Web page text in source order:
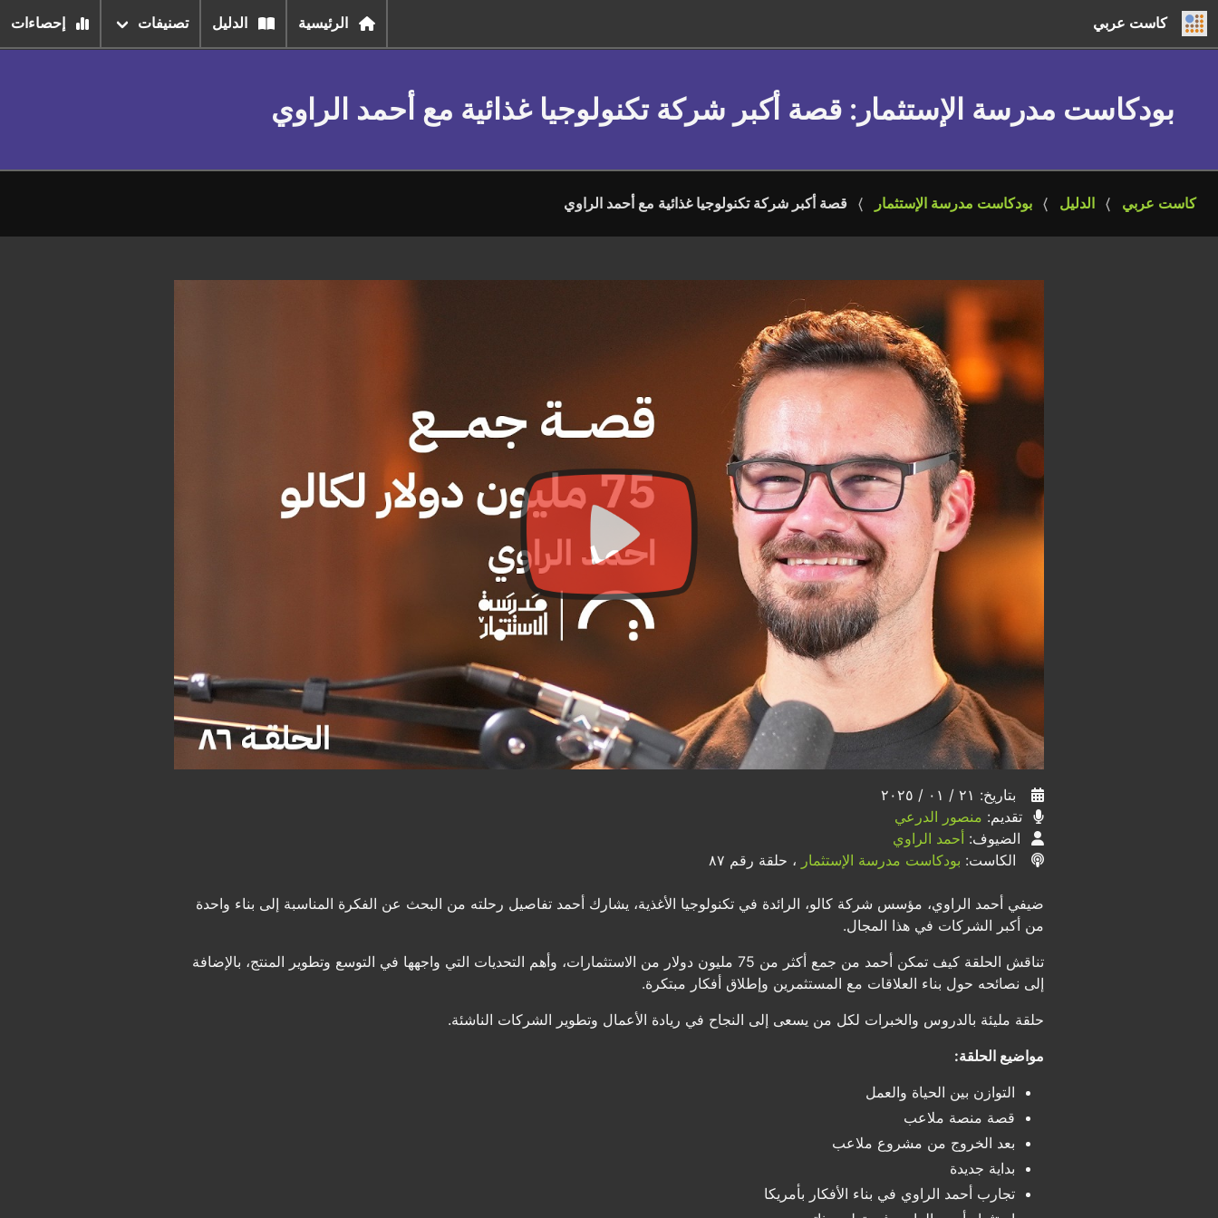
كاست عربي الرئيسية الدليل تصنيفات إحصاءات
بودكاست مدرسة الإستثمار : قصة أكبر شركة تكنولوجيا غذائية مع أحمد الراوي
كاست عربي الدليل بودكاست مدرسة الإستثمار قصة أكبر شركة تكنولوجيا غذائية مع أحمد الراوي
بتاريخ: ٢١ / ٠١ / ٢٠٢٥
تقديم: منصور الدرعي
الضيوف: أحمد الراوي
الكاست: بودكاست مدرسة الإستثمار ، حلقة رقم ٨٧
ضيفي أحمد الراوي، مؤسس شركة كالو، الرائدة في تكنولوجيا الأغذية، يشارك أحمد تفاصيل رحلته من البحث عن الفكرة المناسبة إلى بناء واحدة
من أكبر الشركات في هذا المجال.
تناقش الحلقة كيف تمكن أحمد من جمع أكثر من 75 مليون دولار من الاستثمارات، وأهم التحديات التي واجهها في التوسع وتطوير المنتج، بالإضافة
إلى نصائحه حول بناء العلاقات مع المستثمرين وإطلاق أفكار مبتكرة.
حلقة مليئة بالدروس والخبرات لكل من يسعى إلى النجاح في ريادة الأعمال وتطوير الشركات الناشئة.
مواضيع الحلقة:
التوازن بين الحياة والعمل
قصة منصة ملاعب
بعد الخروج من مشروع ملاعب
بداية جديدة
تجارب أحمد الراوي في بناء الأفكار بأمريكا